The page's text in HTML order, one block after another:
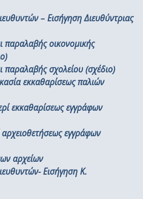
– Εισήγηση Διευθύντριας
οικονομικής
σχολείου (σχέδιο)
εκκαθαρίσεως παλιών
εκκαθαρίσεως εγγράφων
εγγράφων
αρχείων
Εισήγηση Κ.